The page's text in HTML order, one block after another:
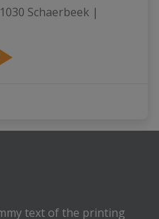
Schaerbeek |
text of the printing